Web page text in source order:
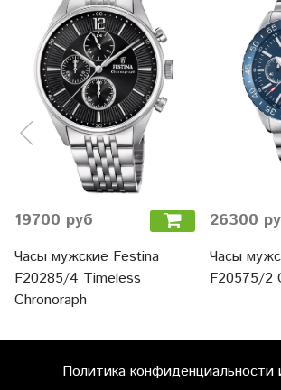
19700 руб
Часы мужские Festina
F20285/4 Timeless
Chronoraph
26300
Часы
F20575/2
Политика